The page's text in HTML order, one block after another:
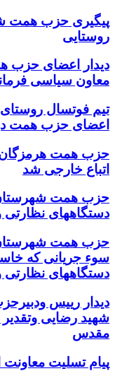
پیگیری حزب همت
روستایی
دیدار اعضای حزب
معاون سیاسی
تیم فوتسال
اعضای حزب همت
حزب همت هرمزگان
اتباع خارجی شد
حزب همت شهرستان
دستگاههای نظارتی
حزب همت
سوء جریانی که
دستگاههای نظارتی
دیدار رییس
شهید رضایی وتقدیر
مقدس
پیام تسلیت